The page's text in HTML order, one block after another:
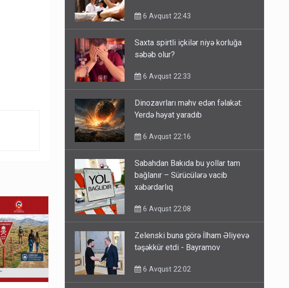
6 Avqust 22:43
Saxta spirtli içkilər niyə korluğa
səbəb olur?
6 Avqust 22:33
Dinozavrları məhv edən fəlakət:
Yerdə həyat yaradıb
6 Avqust 22:16
Sabahdan Bakıda bu yollar tam
bağlanır – Sürücülərə vacib
xəbərdarlıq
6 Avqust 22:08
Zelenski buna görə İlham Əliyevə
təşəkkür etdi - Bayramov
6 Avqust 22:02